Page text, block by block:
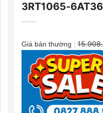
3RT1065-
Giá bán thường :